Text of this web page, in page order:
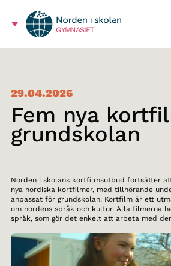
GYMNASIET
29.04.2026
Fem nya
grundskolan
Norden i skolans kortfilmsutbud fortsätter
nya nordiska kortfilmer, med tillhörande
anpassat för grundskolan. Kortfilm är ett
om nordens språk och kultur. Alla filmerna
språk, som gör det enkelt att arbeta med